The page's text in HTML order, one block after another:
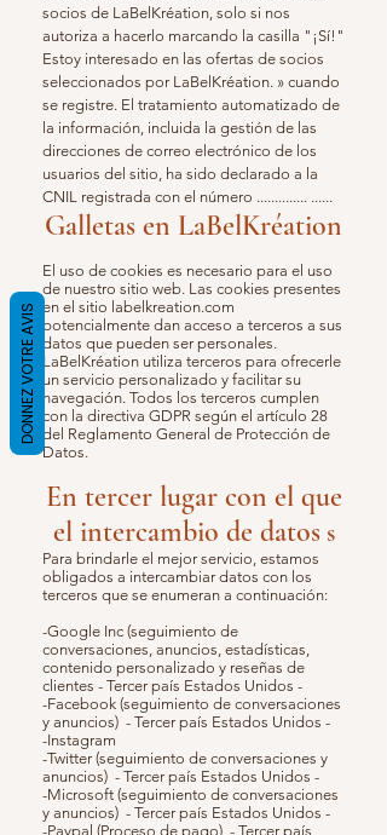
socios de LaBelKréation, solo si nos
autoriza a hacerlo marcando la casilla "¡Sí!"
Estoy interesado en las ofertas de socios
seleccionados por LaBelKréation. » cuando
se registre. El tratamiento automatizado de
la información, incluida la gestión de las
direcciones de correo electrónico de los
usuarios del sitio, ha sido declarado a la
CNIL registrada con el número .............. ......
Galletas en LaBelKréation
El uso de cookies es necesario para el uso
de nuestro sitio web. Las cookies presentes
en el sitio labelkreation.com
potencialmente dan acceso a terceros a sus
datos que pueden ser personales.
LaBelKréation utiliza terceros para ofrecerle
un servicio personalizado y facilitar su
navegación. Todos los terceros cumplen
con la directiva GDPR según el artículo 28
del Reglamento General de Protección de
Datos.
En tercer lugar con el que
el intercambio de datos s
Para brindarle el mejor servicio, estamos
obligados a intercambiar datos con los
terceros que se enumeran a continuación:
-Google Inc (seguimiento de
conversaciones, anuncios, estadísticas,
contenido personalizado y reseñas de
clientes - Tercer país Estados Unidos -
-Facebook (seguimiento de conversaciones
y anuncios) - Tercer país Estados Unidos -
-Instagram
-Twitter (seguimiento de conversaciones y
anuncios) - Tercer país Estados Unidos -
-Microsoft (seguimiento de conversaciones
y anuncios) - Tercer país Estados Unidos -
-Paypal (Proceso de pago) - Tercer país
DONNEZ VOTRE AVIS